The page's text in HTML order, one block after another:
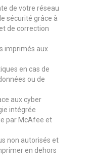
de votre réseau
sécurité grâce à
de correction
imprimés aux
en cas de
ou de
aux cyber
intégrée
par McAfee et
non autorisés et
en dehors